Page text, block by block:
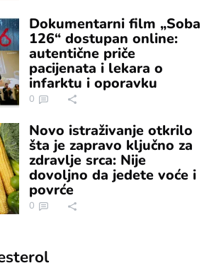
Dokumentarni film „Soba
126“ dostupan online:
autentične priče
pacijenata i lekara o
infarktu i oporavku
0
Novo istraživanje otkrilo
šta je zapravo ključno za
zdravlje srca: Nije
dovoljno da jedete voće i
povrće
0